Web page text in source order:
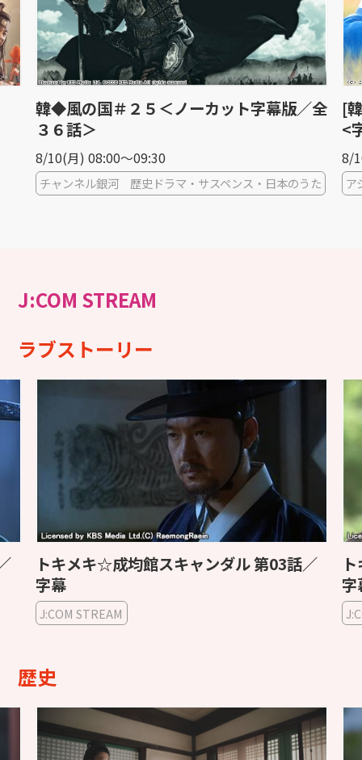
韓◆風の国＃２５＜ノーカット字幕版／全
３６話＞
8/10(月) 08:00〜09:30
チャンネル銀河 歴史ドラマ・サスペンス・日本のうた
[
<
8/
ア
J:COM STREAM
ラブストーリー
トキメキ☆成均館スキャンダル 第03話／
字幕
J:COM STREAM
字
歴史